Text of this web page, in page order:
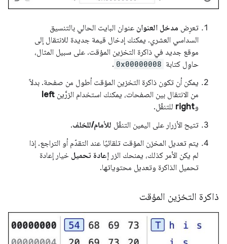
تعرِض مدخل العنوان عنوان البايت الحالي بالتنسيق
السداسي العشري. يمكنك إدخال قيمة جديدة للانتقال إلى
موقع جديد في ذاكرة التخزين المؤقت. على سبيل المثال،
حاوِل كتابة 0x00000008
.
يمكن أن تكون ذاكرة التخزين المؤقت أطول من صفحة. بدلاً
من الانتقال بين الصفحات، يمكنك استخدام الزرَّين left
وright للتنقّل.
تتيح الأزرار على اليمين التنقّل للأمام/للخلف.
يتم تعديل المخزن المؤقت تلقائيًا عند التقدّم أو التراجع. إذا
لم يكن الأمر كذلك، يمنحك الزر إعادة تحميل خيار إعادة
تحميل الذاكرة وتعديل محتوياتها.
ذاكرة التخزين المؤقت